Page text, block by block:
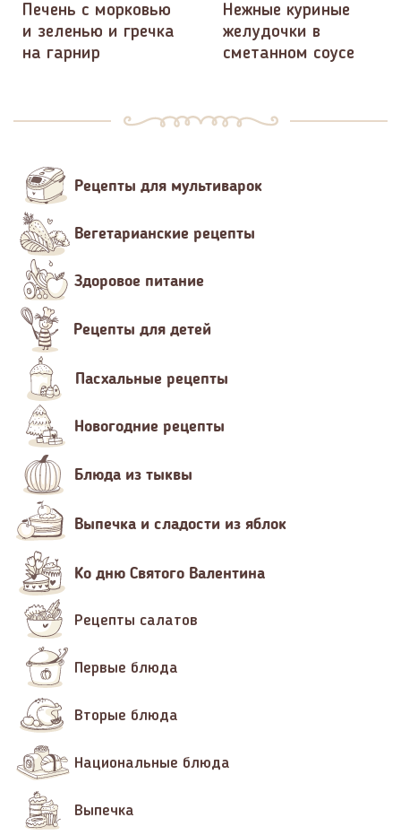
Печень с морковью
и зеленью и гречка
на гарнир
Нежные куриные
желудочки в
сметанном соусе
Рецепты для мультиварок
Вегетарианские рецепты
Здоровое питание
Рецепты для детей
Пасхальные рецепты
Новогодние рецепты
Блюда из тыквы
Выпечка и сладости из яблок
Ко дню Святого Валентина
Рецепты салатов
Первые блюда
Вторые блюда
Национальные блюда
Выпечка